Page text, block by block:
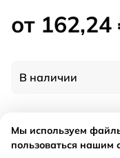
от 162,24
В наличии
Мы используем
пользоваться нашим